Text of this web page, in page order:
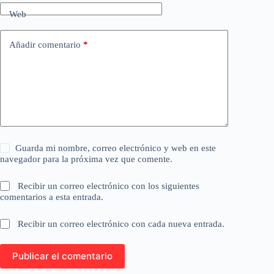
Web
Añadir comentario *
Guarda mi nombre, correo electrónico y web en este
navegador para la próxima vez que comente.
Recibir un correo electrónico con los siguientes
comentarios a esta entrada.
Recibir un correo electrónico con cada nueva entrada.
Publicar el comentario